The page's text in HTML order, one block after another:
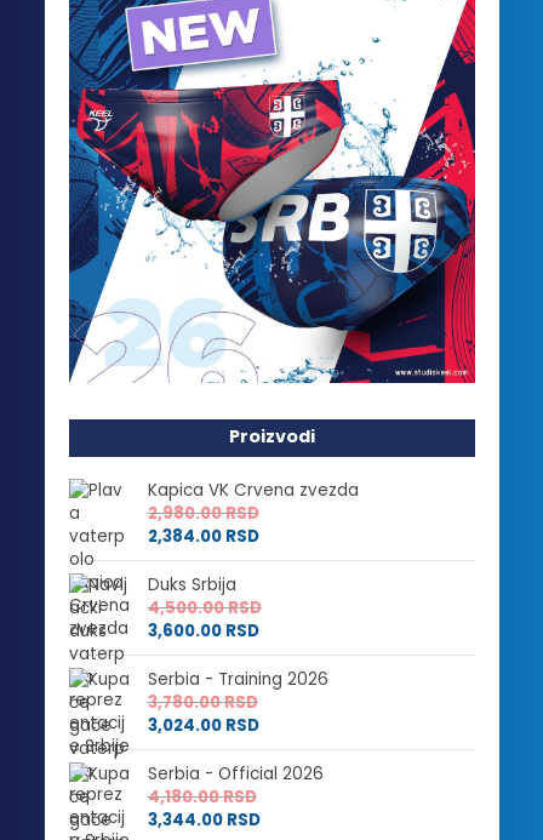
Proizvodi
Kapica VK Crvena zvezda
2,980.00RSD
2,384.00 RSD
Duks Srbija
4,500.00RSD
3,600.00 RSD
Serbia - Training 2026
3,780.00RSD
3,024.00 RSD
Serbia - Official 2026
4,180.00RSD
3,344.00 RSD